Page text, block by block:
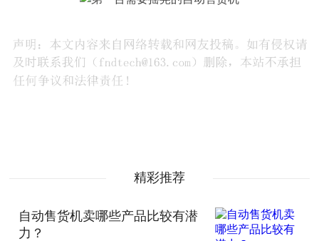
精彩推荐
自动售货机卖哪些产品比较有潜
力？